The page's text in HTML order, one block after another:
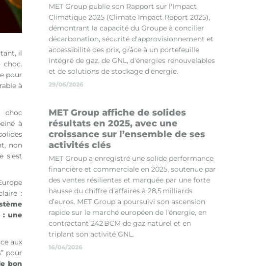
il
pour
à
choc
à
non
s’est
:
: une
aux
pour
bon
MET Group publie son Rapport sur l'Impact
Climatique 2025 (Climate Impact Report 2025),
démontrant la capacité du Groupe à concilier
décarbonation, sécurité d'approvisionnement et
accessibilité des prix, grâce à un portefeuille
intégré de gaz, de GNL, d'énergies renouvelables
et de solutions de stockage d'énergie.
29/06/2026
MET Group affiche de solides
résultats en 2025, avec une
croissance sur l’ensemble de ses
activités clés
MET Group a enregistré une solide performance
financière et commerciale en 2025, soutenue par
des ventes résilientes et marquée par une forte
hausse du chiffre d’affaires à 28,5 milliards
d’euros. MET Group a poursuivi son ascension
rapide sur le marché européen de l’énergie, en
contractant 242 BCM de gaz naturel et en
triplant son activité GNL.
16/04/2026